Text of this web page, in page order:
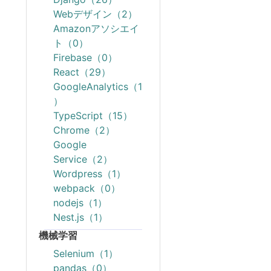
Webデザイン（2）
Amazonアソシエイ
ト（0）
Firebase（0）
React（29）
GoogleAnalytics（1
）
TypeScript（15）
Chrome（2）
Google
Service（2）
Wordpress（1）
webpack（0）
nodejs（1）
Nest.js（1）
機械学習
Selenium（1）
pandas（0）